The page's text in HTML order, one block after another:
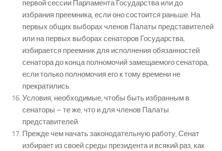
первой сессии Парламента Государства или до
избрания преемника, если оно состоится раньше. На
первых общих выборах членов Палаты представителей
или на первых выборах сенаторов Государства,
избирается преемник для исполнения обязанностей
сенатора до конца полномочий замещаемого сенатора,
если только полномочия его к тому времени не
прекратились.
Условия, необходимые, чтобы быть избранным в
сенаторы – те же, что и для членов Палаты
представителей.
Прежде чем начать законодательную работу, Сенат
избирает из своей среды президента и всякий раз, как